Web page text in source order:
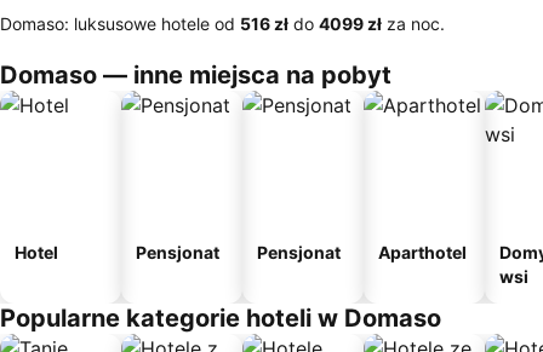
Domaso: luksusowe hotele od ‎516 zł do ‎4099 zł za noc.
Domaso — inne miejsca na pobyt
Hotel Pensjonat Pensjonat Aparthotel
wsi
Popularne kategorie hoteli w Domaso